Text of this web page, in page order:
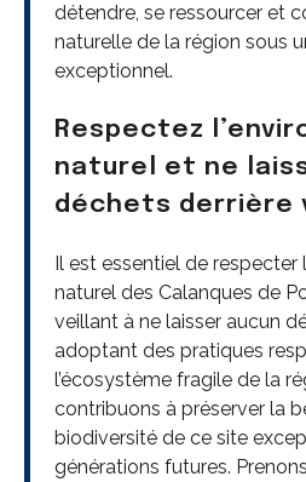
détendre, se ressourcer et
naturelle de la région sous
exceptionnel.
Respectez
naturel et ne
déchets derrière
Il est essentiel de respecter
naturel des Calanques de
veillant à ne laisser aucun
adoptant des pratiques
l’écosystème fragile de la
contribuons à préserver la
biodiversité de ce site
générations futures.